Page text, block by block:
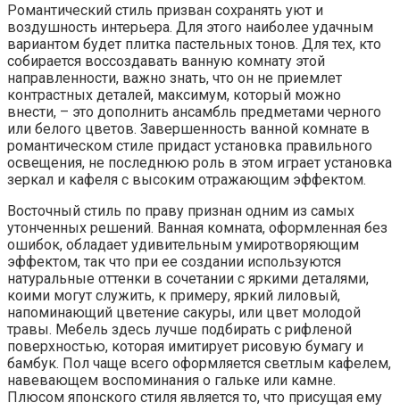
Романтический стиль призван сохранять уют и
воздушность интерьера. Для этого наиболее удачным
вариантом будет плитка пастельных тонов. Для тех, кто
собирается воссоздавать ванную комнату этой
направленности, важно знать, что он не приемлет
контрастных деталей, максимум, который можно
внести, – это дополнить ансамбль предметами черного
или белого цветов. Завершенность ванной комнате в
романтическом стиле придаст установка правильного
освещения, не последнюю роль в этом играет установка
зеркал и кафеля с высоким отражающим эффектом.
Восточный стиль по праву признан одним из самых
утонченных решений. Ванная комната, оформленная без
ошибок, обладает удивительным умиротворяющим
эффектом, так что при ее создании используются
натуральные оттенки в сочетании с яркими деталями,
коими могут служить, к примеру, яркий лиловый,
напоминающий цветение сакуры, или цвет молодой
травы. Мебель здесь лучше подбирать с рифленой
поверхностью, которая имитирует рисовую бумагу и
бамбук. Пол чаще всего оформляется светлым кафелем,
навевающем воспоминания о гальке или камне.
Плюсом японского стиля является то, что присущая ему